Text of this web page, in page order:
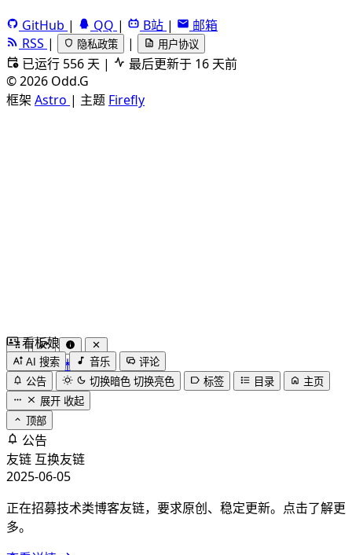
GitHub | QQ | B站 |
邮箱
RSS | 隐私政策 | 用户协议
已运行 556 天 |
最后更新于 16 天前
©2026 Odd.G
框架 Astro | 主题 Firefly
by 木果阿木果
看板娘
AI 搜索 音乐
评论
公告
切换暗色 切换亮色 标签 目录
主页
展开 收起
顶部
公告
友链 互换友链
2025-06-05
正在招募技术类博客友链，要求原创、稳定更新。点击了解更
多。